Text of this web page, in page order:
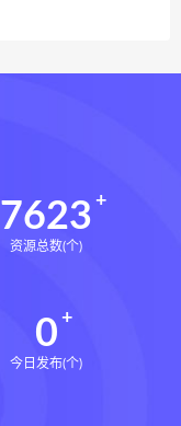
7623
资源总数(个)
0
今日发布(个)